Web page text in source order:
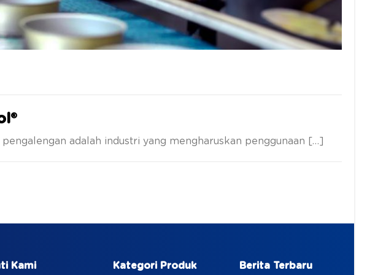
adalah industri yang mengharuskan penggunaan […]
Kami Kategori Produk Berita Terbaru